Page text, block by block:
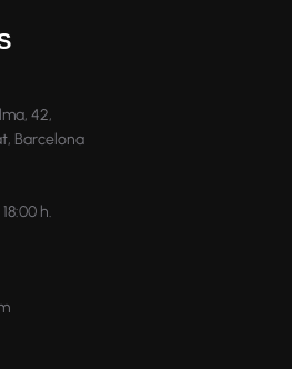
42,
Barcelona
h.